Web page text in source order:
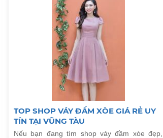
TOP SHOP VÁY ĐẦM XÒE GIÁ RẺ UY
TÍN TẠI VŨNG TÀU
Nếu bạn đang tìm shop váy đầm xòe đẹp,